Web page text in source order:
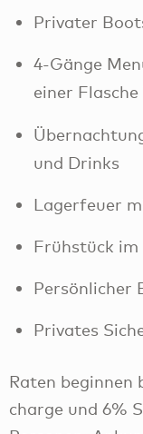
Privater
4-Gänge
einer Flasche
und Drinks
Lagerfeuer
Frühstück im
Persönlicher
Privates
Raten beginnen
charge und 6%